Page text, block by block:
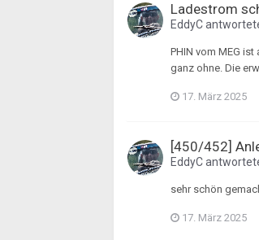
Ladestrom
EddyC
PHIN vom MEG
ganz ohne. Die
17. März 2025
[450/452]
EddyC
sehr schön
17. März 2025